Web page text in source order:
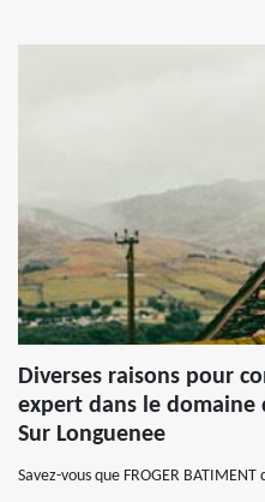
Diverses raisons pour
expert dans le
Sur Longuenee
Savez-vous que FROGER